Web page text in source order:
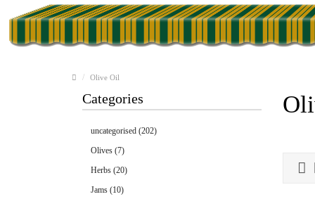
Olive Oil
Categories
uncategorised (202)
Olives (7)
Herbs (20)
Jams (10)